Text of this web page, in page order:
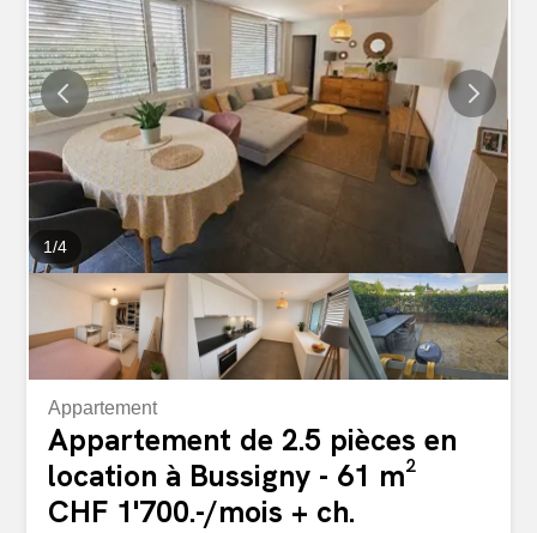
1/4
Appartement
Appartement de 2.5 pièces en
location à Bussigny - 61 m²
CHF 1'700.-/mois + ch.